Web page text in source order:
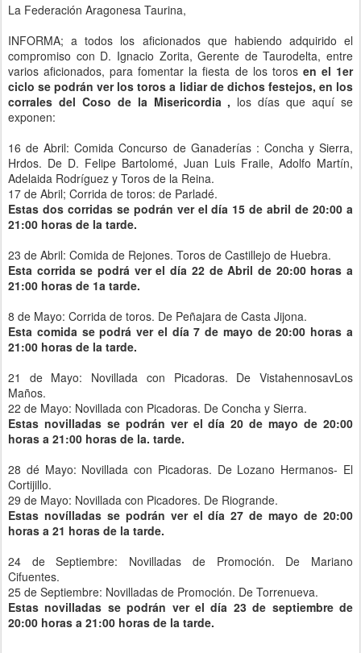
La Federación Aragonesa Taurina,
INFORMA; a todos los aﬁcionados que habiendo adquirido el
compromiso con D. Ignacio Zorita, Gerente de Taurodelta, entre
varios aﬁcionados, para fomentar la ﬁesta de los toros en el 1er
ciclo se podrán ver los toros a lidiar de dichos festejos, en los
corrales del Coso de la Misericordia , los días que aquí se
exponen:
16 de Abril: Comida Concurso de Ganaderías : Concha y Sierra,
Hrdos. De D. Felipe Bartolomé, Juan Luis Fraile, Adolfo Martín,
Adelaida Rodríguez y Toros de la Reina.
17 de Abril; Corrida de toros: de Parladé.
Estas dos corridas se podrán ver el día 15 de abril de 20:00 a
21:00 horas de la tarde.
23 de Abril: Comida de Rejones. Toros de Castillejo de Huebra.
Esta corrida se podrá ver el día 22 de Abril de 20:00 horas a
21:00 horas de 1a tarde.
8 de Mayo: Corrida de toros. De Peñajara de Casta Jijona.
Esta comida se podrá ver el día 7 de mayo de 20:00 horas a
21:00 horas de la tarde.
21 de Mayo: Novillada con Picadoras. De VistahennosavLos
Maños.
22 de Mayo: Novillada con Picadoras. De Concha y Sierra.
Estas novilladas se podrán ver el día 20 de mayo de 20:00
horas a 21:00 horas de la. tarde.
28 dé Mayo: Novillada con Picadoras. De Lozano Hermanos- El
Cortijillo.
29 de Mayo: Novillada con Picadores. De Riogrande.
Estas novílladas se podrán ver el día 27 de mayo de 20:00
horas a 21 horas de la tarde.
24 de Septiembre: Novilladas de Promoción. De Mariano
Cifuentes.
25 de Septiembre: Novilladas de Promoción. De Torrenueva.
Estas novilladas se podrán ver el día 23 de septiembre de
20:00 horas a 21:00 horas de la tarde.